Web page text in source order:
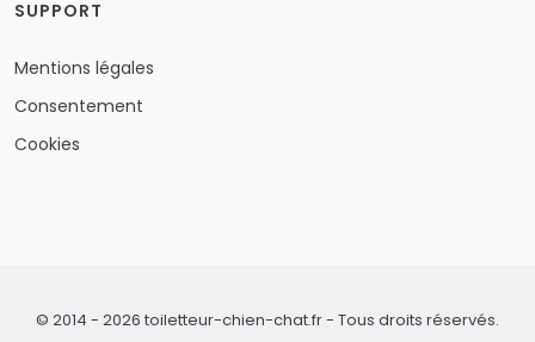
SUPPORT
Mentions légales
Consentement
Cookies
© 2014 - 2026 toiletteur-chien-chat.fr - Tous droits réservés.